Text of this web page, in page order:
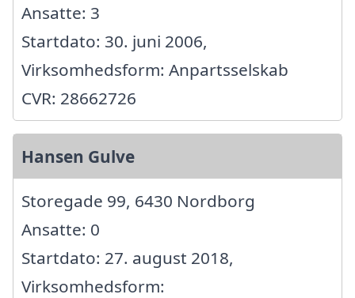
Ansatte: 3
Startdato: 30. juni 2006,
Virksomhedsform: Anpartsselskab
CVR: 28662726
Hansen Gulve
Storegade 99, 6430 Nordborg
Ansatte: 0
Startdato: 27. august 2018,
Virksomhedsform: